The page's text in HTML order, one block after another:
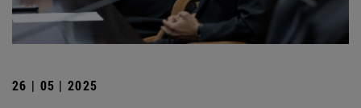
26 | 05 | 2025